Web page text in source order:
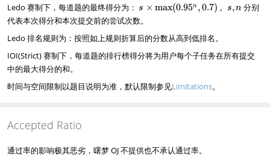
Ledo 赛制下，每道题的最终得分为：s
\
ti
m
es
\
a
x
^
{
s × max(0.95n ,0.7) 。 s
s,n 分别
代表本次得分和本次提交前的尝试次数。
Ledo 排名规则为：按照如上规则折算后的分数从高到低排名。
IOI(Strict) 赛制下，每道题的排行榜得分将为用户每个子任务在所有提交
中的最大得分的和。
时间与空间限制以题目说明为准，默认限制参见Limitations。
Accepted Ratio
通过率的影响极其恶劣，曙梦 OJ 不提供也不承认通过率。